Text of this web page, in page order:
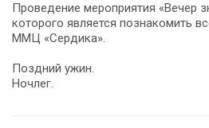
Проведение мероприятия «Вечер
которого является познакомить
ММЦ «Сердика».
Поздний ужин.
Ночлег.